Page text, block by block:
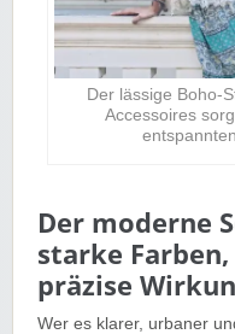
Der lässige Boho-
Accessoires
Der moderne
starke
präzise
Wer es klarer, urbaner